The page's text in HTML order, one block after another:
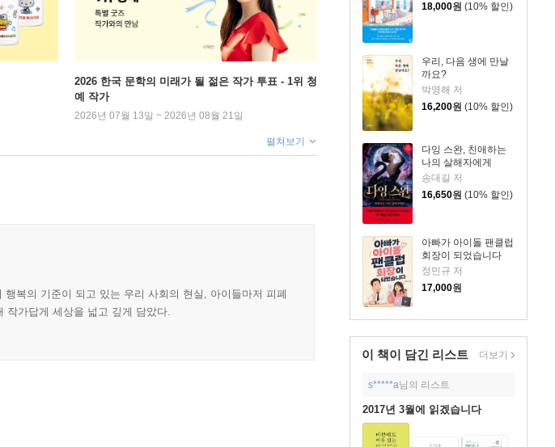
18,000원 (10% 할인)
우리, 다음 생에 만날
까요?
박영해 저
16,200원 (10% 할인)
다잉 스완, 친애하는
나의 살해자에게
송대길 저
16,650원 (10% 할인)
아빠가 아이돌 팬클럽
회장이 되었습니다
정민규 저
17,000원
이 책이 담긴 리스트 더보기
s*****a님의 리스트
2017년 3월에 읽겠습니다
2026 한국 문학의 미래가 될 젊은 작가 투표 - 1위 청
예 작가
2026년 07월 13일 ~ 2026년 08월 21일
펼쳐보기
복의 기준이 되고 있는 우리 사회의 현실, 아이들마저 피폐
작가답게 세상을 넓고 깊게 담았다.